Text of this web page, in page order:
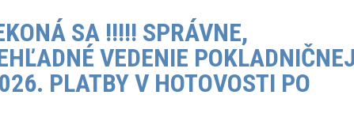
SA !!!!! SPRÁVNE,
VEDENIE
PLATBY V HOTOVOSTI PO